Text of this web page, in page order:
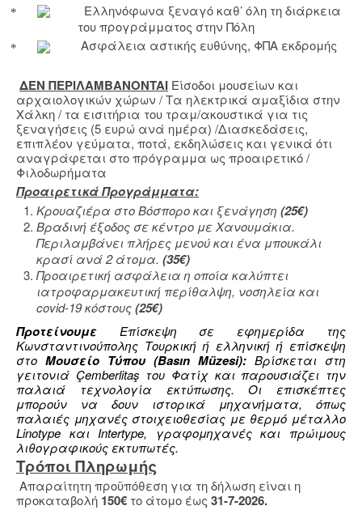
Ελληνόφωνα ξεναγό καθ’ όλη τη διάρκεια
του προγράμματος στην Πόλη
Ασφάλεια αστικής ευθύνης, ΦΠΑ εκδρομής
ΔΕΝ ΠΕΡΙΛΑΜΒΑΝONTAI Είσοδοι μουσείων και
αρχαιολογικών χώρων / Τα ηλεκτρικά αμαξίδια στην
Χάλκη / τα εισιτήρια του τραμ/ακουστικά για τις
ξεναγήσεις (5 ευρώ ανά ημέρα) /Διασκεδάσεις,
επιπλέον γεύματα, ποτά, εκδηλώσεις και γενικά ότι
αναγράφεται στο πρόγραμμα ως προαιρετικό /
Φιλοδωρήματα
Προαιρετικά Προγράμματα:
Κρουαζιέρα στο Βόσπορο και ξενάγηση (25€)
Βραδινή έξοδος σε κέντρο με Χανουμάκια.
Περιλαμβάνει πλήρες μενού και ένα μπουκάλι
κρασί ανά 2 άτομα. (35€)
Προαιρετική ασφάλεια η οποία καλύπτει
ιατροφαρμακευτική περίθαλψη, νοσηλεία και
covid-19 κόστους(25€)
Προτείνουμε Επίσκεψη σε εφημερίδα της
Κωνσταντινούπολης Τουρκική ή ελληνική ή επίσκεψη
στο Μουσείο Τύπου (Basın Müzesi): Βρίσκεται στη
γειτονιά Çemberlitaş του Φατίχ και παρουσιάζει την
παλαιά τεχνολογία εκτύπωσης. Οι επισκέπτες
μπορούν να δουν ιστορικά μηχανήματα, όπως
παλαιές μηχανές στοιχειοθεσίας με θερμό μέταλλο
Linotype και Intertype, γραφομηχανές και πρώιμους
λιθογραφικούς εκτυπωτές.
Τρόποι Πληρωμής
Απαραίτητη προϋπόθεση για τη δήλωση είναι η
προκαταβολή 150€ το άτομο έως 31-7-2026.